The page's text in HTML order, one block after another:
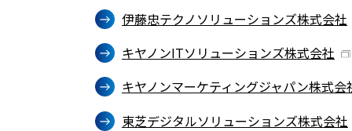
伊藤忠テクノソリューションズ株式会社
キヤノンITソリューションズ株式会社
キヤノンマーケティングジャパン株式会
東芝デジタルソリューションズ株式会社